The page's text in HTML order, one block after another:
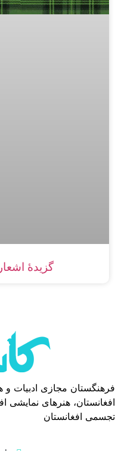
گزیدۀ
فرهنگستان مجازی ادبیات و
افغانستان، هنرهای نمایشی
تجسمی افغانستان